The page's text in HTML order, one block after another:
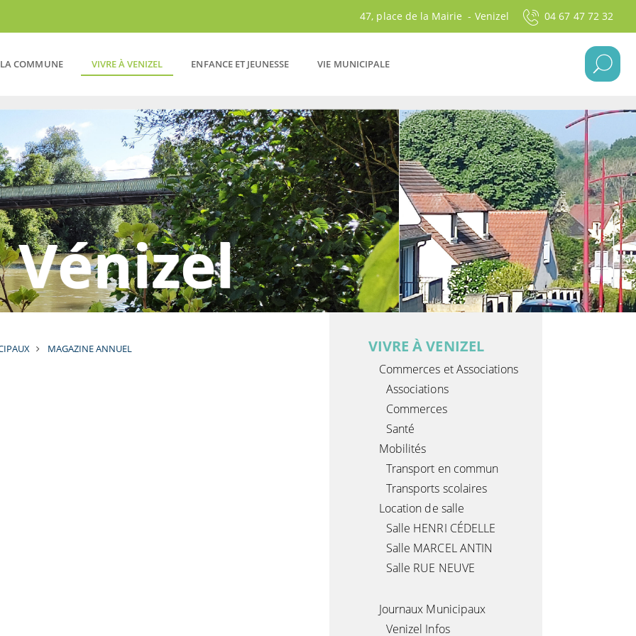
LA COMMUNE VIVRE À VENIZEL ENFANCE ET JEUNESSE VIE MUNICIPALE
47, place de la Mairie - Venizel 04 67 47 72 32
MAGAZINE ANNUEL VIVRE À VENIZEL
Commerces et Associations
Associations
Commerces
Santé
Mobilités
Transport en commun
Transports scolaires
Location de salle
Salle HENRI CÉDELLE
Salle MARCEL ANTIN
Salle RUE NEUVE
Journaux Municipaux
Venizel Infos